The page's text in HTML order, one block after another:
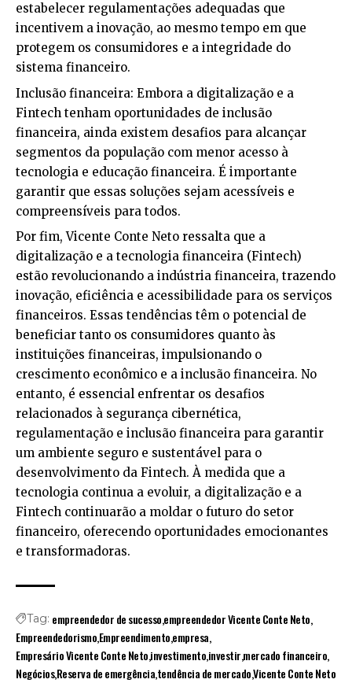
estabelecer regulamentações adequadas que
incentivem a inovação, ao mesmo tempo em que
protegem os consumidores e a integridade do
sistema financeiro.
Inclusão financeira: Embora a digitalização e a
Fintech tenham oportunidades de inclusão
financeira, ainda existem desafios para alcançar
segmentos da população com menor acesso à
tecnologia e educação financeira. É importante
garantir que essas soluções sejam acessíveis e
compreensíveis para todos.
Por fim, Vicente Conte Neto ressalta que a
digitalização e a tecnologia financeira (Fintech)
estão revolucionando a indústria financeira, trazendo
inovação, eficiência e acessibilidade para os serviços
financeiros. Essas tendências têm o potencial de
beneficiar tanto os consumidores quanto às
instituições financeiras, impulsionando o
crescimento econômico e a inclusão financeira. No
entanto, é essencial enfrentar os desafios
relacionados à segurança cibernética,
regulamentação e inclusão financeira para garantir
um ambiente seguro e sustentável para o
desenvolvimento da Fintech. À medida que a
tecnologia continua a evoluir, a digitalização e a
Fintech continuarão a moldar o futuro do setor
financeiro, oferecendo oportunidades emocionantes
e transformadoras.
Tag: empreendedor de sucessoempreendedor Vicente Conte Neto
EmpreendedorismoEmpreendimentoempresa
Empresário Vicente Conte Netoinvestimentoinvestirmercado financeiro
NegóciosReserva de emergênciatendência de mercadoVicente Conte Neto